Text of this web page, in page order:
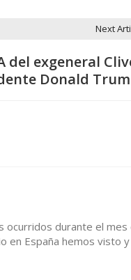
Next
del exgeneral
Donald
ocurridos durante el mes
en España hemos visto y